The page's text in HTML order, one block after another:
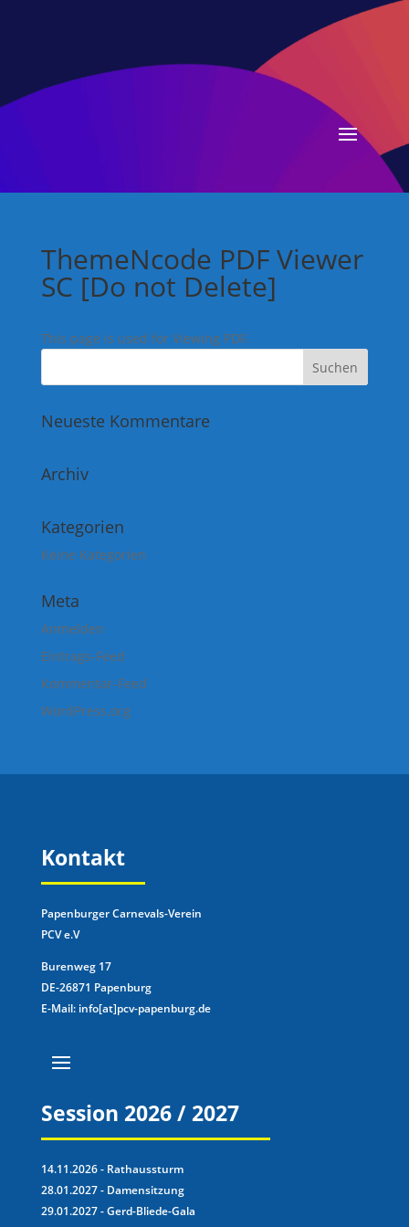
ThemeNcode PDF Viewer
SC [Do not Delete]
This page is used for Viewing PDF.
Neueste Kommentare
Archiv
Kategorien
Keine Kategorien
Meta
Anmelden
Eintrags-Feed
Kommentar-Feed
WordPress.org
Kontakt
Papenburger Carnevals-Verein
PCV e.V
Burenweg 17
DE-26871 Papenburg
E-Mail: info[at]pcv-papenburg.de
Session 2026 / 2027
14.11.2026 - Rathaussturm
28.01.2027 - Damensitzung
29.01.2027 - Gerd-Bliede-Gala